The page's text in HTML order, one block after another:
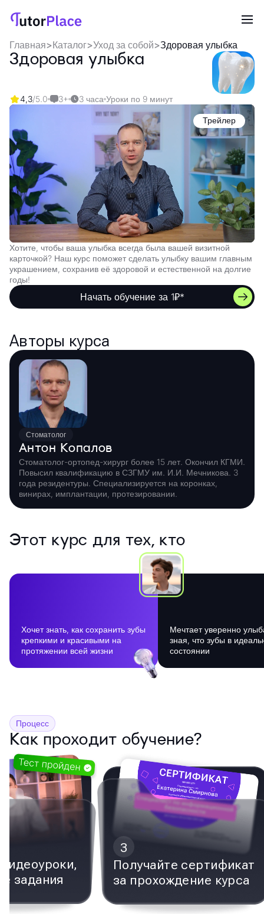
Главная>Каталог>Уход за собой>Здоровая улыбка
Здоровая улыбка
4,3/5.0 3+ 3 часа Уроки по 9 минут
Трейлер
Хотите, чтобы ваша улыбка всегда была вашей визитной
карточкой? Наш курс поможет сделать улыбку вашим главным
украшением, сохранив её здоровой и естественной на долгие
годы!
Начать обучение за 1₽*
Авторы курса
Стоматолог
Антон Копалов
Стоматолог-ортопед-хирург более 15 лет. Окончил КГМИ.
Повысил квалификацию в СЗГМУ им. И.И. Мечникова. 3
года резидентуры. Специализируется на коронках,
винирах, имплантации, протезировании.
Этот курс для тех, кто
Хочет знать, как сохранить зубы
крепкими и красивыми на
протяжении всей жизни
Мечтает уверенно
зная, что зубы в
состоянии
Процесс
Как проходит обучение?
задания
3
Получайте сертификат
за прохождение курса